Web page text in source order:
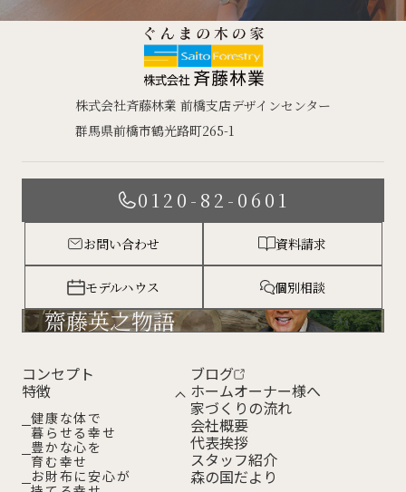
株式会社斉藤林業 前橋支店デザインセンター
群馬県前橋市鶴光路町265-1
コンセプト
特徴
健康な体で
暮らせる幸せ
豊かな心を
育む幸せ
お財布に安心が
ブログ
ホームオーナー様へ
家づくりの流れ
会社概要
代表挨拶
スタッフ紹介
森の国だより
0120-82-0601
お問い合わせ 資料請求
モデルハウス 個別相談
齋藤英之物語